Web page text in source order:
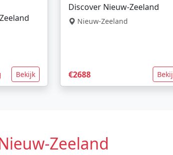
Bekijk
Discover Nieuw-Zeeland
Nieuw-Zeeland
€2688
Zeeland